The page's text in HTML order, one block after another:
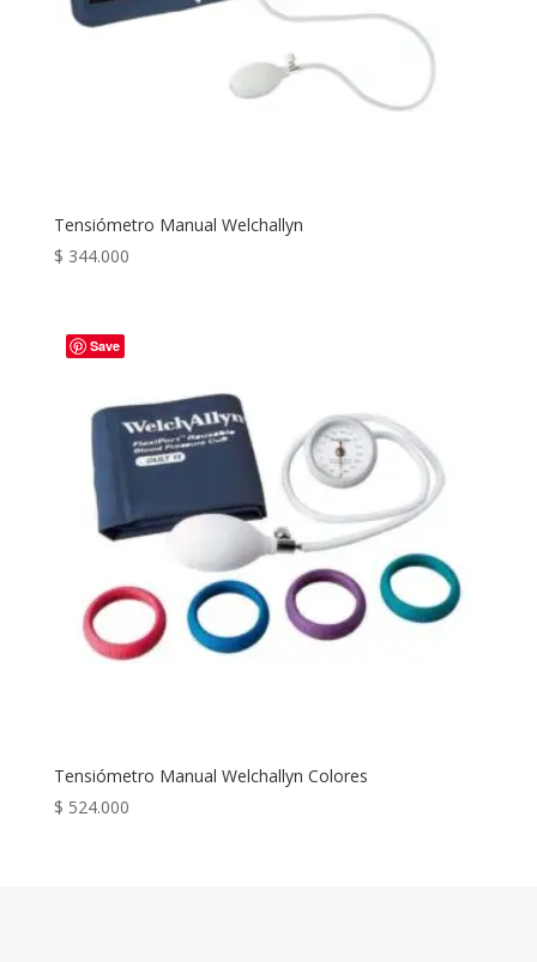
Tensiómetro Manual Welchallyn
$ 344.000
Save
Tensiómetro Manual Welchallyn Colores
$ 524.000